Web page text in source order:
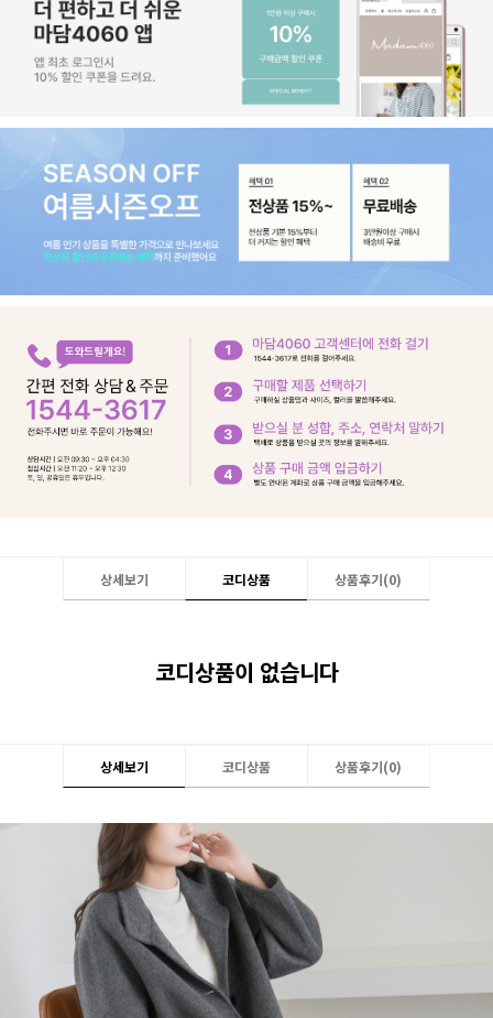
상세보기 코디상품 상품후기(0)
코디상품이 없습니다
상세보기 코디상품 상품후기(0)